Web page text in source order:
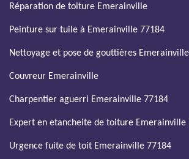
Réparation de toiture Emerainville
Peinture sur tuile à Emerainville 77184
Nettoyage et pose de gouttières Emerainville
Couvreur Emerainville
Charpentier aguerri Emerainville 77184
Expert en etancheite de toiture Emerainville
Urgence fuite de toit Emerainville 77184